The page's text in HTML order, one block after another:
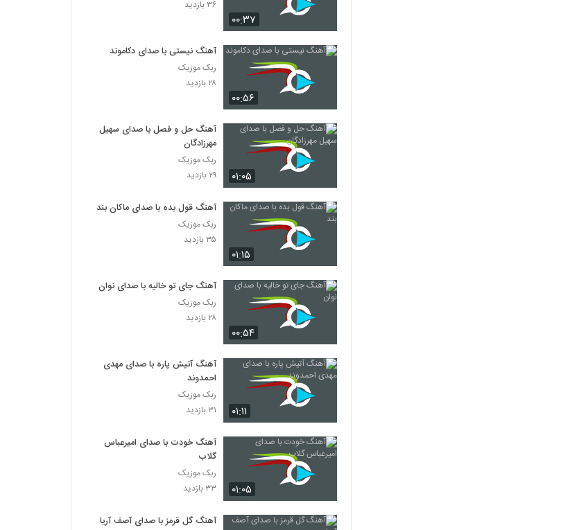
۰۰:۳۷
۳۶ بازدید
۰۰:۵۶
آهنگ نیستی با صدای دکاموند
ربک موزیک
۲۸ بازدید
۰۱:۰۵
آهنگ حل و فصل با صدای سهیل
مهرزادگان
ربک موزیک
۲۹ بازدید
۰۱:۱۵
آهنگ قول بده با صدای ماکان بند
ربک موزیک
۳۵ بازدید
۰۰:۵۴
آهنگ جای تو خالیه با صدای نوان
ربک موزیک
۲۸ بازدید
۰۱:۱۱
آهنگ آتیش پاره با صدای مهدی
احمدوند
ربک موزیک
۳۱ بازدید
۰۱:۰۵
آهنگ خودت با صدای امیرعباس
گلاب
ربک موزیک
۳۳ بازدید
آهنگ گل قرمز با صدای آصف آریا